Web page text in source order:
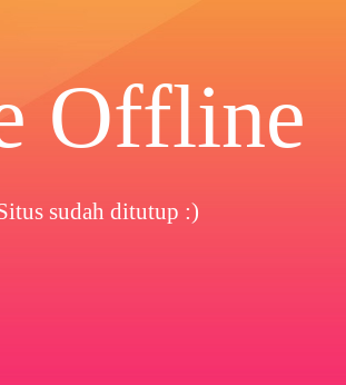
Offline
sudah ditutup :)